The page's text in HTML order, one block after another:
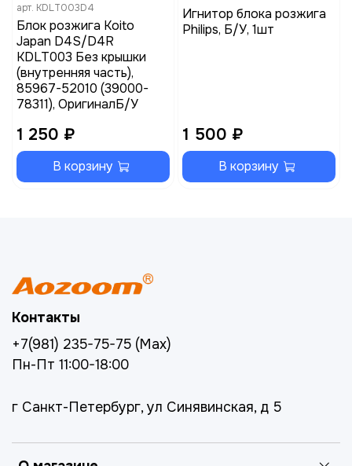
арт. KDLT003D4
Блок розжига Koito
Japan D4S/D4R
KDLT003 Без крышки
(внутренняя часть),
85967-52010 (39000-
78311), ОригиналБ/У
1 250 ₽
В корзину
Игнитор блока розжига
Philips, Б/У, 1шт
1 500 ₽
В корзину
Контакты
+7(981) 235-75-75 (Max)
Пн-Пт 11:00-18:00
г Санкт-Петербург, ул Синявинская, д 5